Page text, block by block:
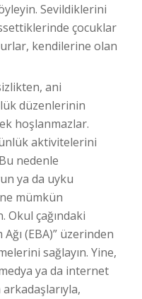
Sevildiklerini
çocuklar
kendilerine olan
ani
düzenlerinin
hoşlanmazlar.
aktivitelerini
nedenle
ya da uyku
mümkün
Okul çağındaki
(EBA)” üzerinden
sağlayın. Yine,
ya da internet
arkadaşlarıyla,